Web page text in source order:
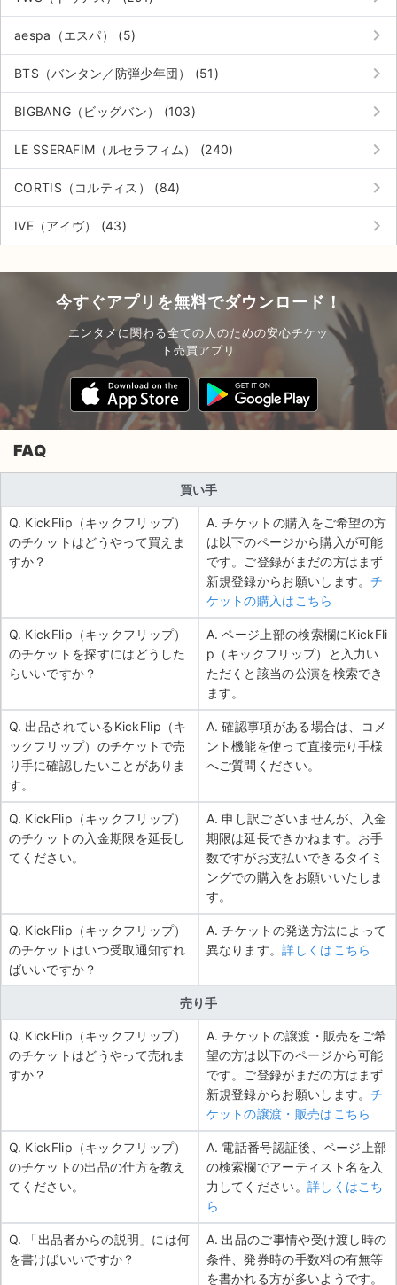
aespa（エスパ） (5) keyboard_arrow_right
BTS（バンタン／防弾少年団） (51) keyboard_arrow_right
BIGBANG（ビッグバン） (103) keyboard_arrow_right
LE SSERAFIM（ルセラフィム） (240) keyboard_arrow_right
CORTIS（コルティス） (84) keyboard_arrow_right
IVE（アイヴ） (43) keyboard_arrow_right
今すぐアプリを無料でダウンロード！
エンタメに関わる全ての人のための安心チケッ
ト売買アプリ
FAQ
買い手
Q. KickFlip（キックフリップ）
のチケットはどうやって買えま
すか？
A. チケットの購入をご希望の方
は以下のページから購入が可能
です。ご登録がまだの方はまず
新規登録からお願いします。チ
ケットの購入はこちら
Q. KickFlip（キックフリップ）
のチケットを探すにはどうした
らいいですか？
A. ページ上部の検索欄にKickFli
p（キックフリップ）と入力い
ただくと該当の公演を検索でき
ます。
Q. 出品されているKickFlip（キ
ックフリップ）のチケットで売
り手に確認したいことがありま
す。
A. 確認事項がある場合は、コメ
ント機能を使って直接売り手様
へご質問ください。
Q. KickFlip（キックフリップ）
のチケットの入金期限を延長し
てください。
A. 申し訳ございませんが、入金
期限は延長できかねます。お手
数ですがお支払いできるタイミ
ングでの購入をお願いいたしま
す。
Q. KickFlip（キックフリップ）
のチケットはいつ受取通知すれ
ばいいですか？
A. チケットの発送方法によって
異なります。詳しくはこちら
売り手
Q. KickFlip（キックフリップ）
のチケットはどうやって売れま
すか？
A. チケットの譲渡・販売をご希
望の方は以下のページから可能
です。ご登録がまだの方はまず
新規登録からお願いします。チ
ケットの譲渡・販売はこちら
Q. KickFlip（キックフリップ）
のチケットの出品の仕方を教え
てください。
A. 電話番号認証後、ページ上部
の検索欄でアーティスト名を入
力してください。 詳しくはこち
ら
Q. 「出品者からの説明」には何
を書けばいいですか？
A. 出品のご事情や受け渡し時の
条件、発券時の手数料の有無等
を書かれる方が多いようです。